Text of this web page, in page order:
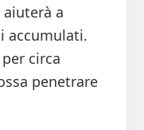
a
accumulati.
circa
penetrare